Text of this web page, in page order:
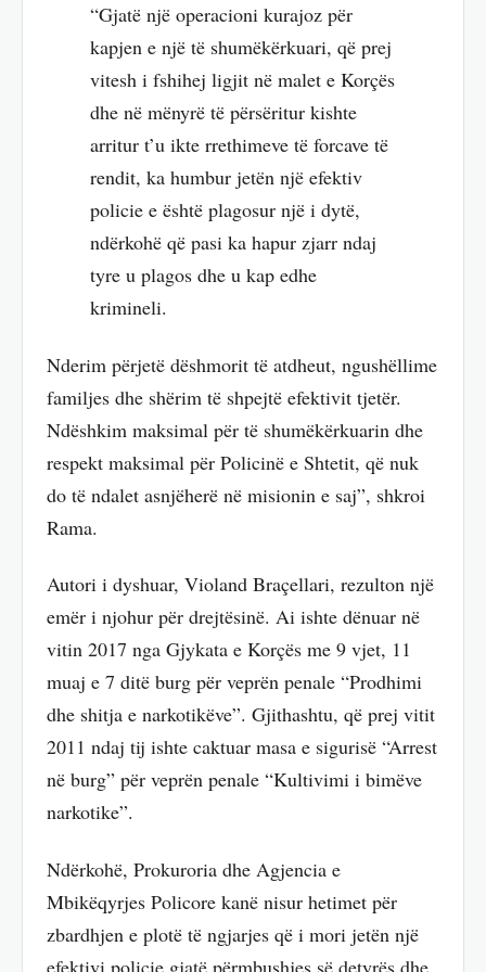
“Gjatë një operacioni kurajoz për
kapjen e një të shumëkërkuari, që prej
vitesh i fshihej ligjit në malet e Korçës
dhe në mënyrë të përsëritur kishte
arritur t’u ikte rrethimeve të forcave të
rendit, ka humbur jetën një efektiv
policie e është plagosur një i dytë,
ndërkohë që pasi ka hapur zjarr ndaj
tyre u plagos dhe u kap edhe
krimineli.
Nderim përjetë dëshmorit të atdheut, ngushëllime
familjes dhe shërim të shpejtë efektivit tjetër.
Ndëshkim maksimal për të shumëkërkuarin dhe
respekt maksimal për Policinë e Shtetit, që nuk
do të ndalet asnjëherë në misionin e saj”, shkroi
Rama.
Autori i dyshuar, Violand Braçellari, rezulton një
emër i njohur për drejtësinë. Ai ishte dënuar në
vitin 2017 nga Gjykata e Korçës me 9 vjet, 11
muaj e 7 ditë burg për veprën penale “Prodhimi
dhe shitja e narkotikëve”. Gjithashtu, që prej vitit
2011 ndaj tij ishte caktuar masa e sigurisë “Arrest
në burg” për veprën penale “Kultivimi i bimëve
narkotike”.
Ndërkohë, Prokuroria dhe Agjencia e
Mbikëqyrjes Policore kanë nisur hetimet për
zbardhjen e plotë të ngjarjes që i mori jetën një
efektivi policie gjatë përmbushjes së detyrës dhe